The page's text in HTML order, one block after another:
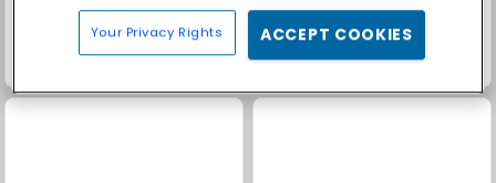
Your Privacy Rights ACCEPT COOKIES